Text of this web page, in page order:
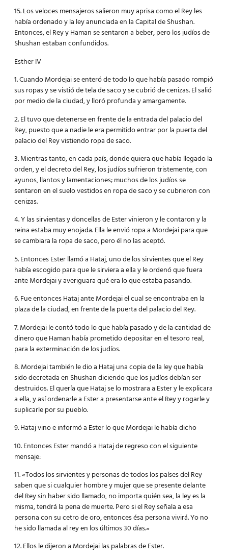
15. Los veloces mensajeros salieron muy aprisa como el Rey les
había ordenado y la ley anunciada en la Capital de Shushan.
Entonces, el Rey y Haman se sentaron a beber, pero los judíos de
Shushan estaban confundidos.
Esther IV
1. Cuando Mordejai se enteró de todo lo que había pasado rompió
sus ropas y se vistió de tela de saco y se cubrió de cenizas. El salió
por medio de la ciudad, y lloró profunda y amargamente.
2. El tuvo que detenerse en frente de la entrada del palacio del
Rey, puesto que a nadie le era permitido entrar por la puerta del
palacio del Rey vistiendo ropa de saco.
3. Mientras tanto, en cada país, donde quiera que había llegado la
orden, y el decreto del Rey, los judíos sufrieron tristemente, con
ayunos, llantos y lamentaciones; muchos de los judíos se
sentaron en el suelo vestidos en ropa de saco y se cubrieron con
cenizas.
4. Y las sirvientas y doncellas de Ester vinieron y le contaron y la
reina estaba muy enojada. Ella le envió ropa a Mordejai para que
se cambiara la ropa de saco, pero él no las aceptó.
5. Entonces Ester llamó a Hataj, uno de los sirvientes que el Rey
había escogido para que le sirviera a ella y le ordenó que fuera
ante Mordejai y averiguara qué era lo que estaba pasando.
6. Fue entonces Hataj ante Mordejai el cual se encontraba en la
plaza de la ciudad, en frente de la puerta del palacio del Rey.
7. Mordejai le contó todo lo que había pasado y de la cantidad de
dinero que Haman había prometido depositar en el tesoro real,
para la exterminación de los judíos.
8. Mordejai también le dio a Hataj una copia de la ley que había
sido decretada en Shushan diciendo que los judíos debían ser
destruidos. El quería que Hataj se lo mostrara a Ester y le explicara
a ella, y así ordenarle a Ester a presentarse ante el Rey y rogarle y
suplicarle por su pueblo.
9. Hataj vino e informó a Ester lo que Mordejai le había dicho
10. Entonces Ester mandó a Hataj de regreso con el siguiente
mensaje:
11. «Todos los sirvientes y personas de todos los países del Rey
saben que si cualquier hombre y mujer que se presente delante
del Rey sin haber sido llamado, no importa quién sea, la ley es la
misma, tendrá la pena de muerte. Pero si el Rey señala a esa
persona con su cetro de oro, entonces ésa persona vivirá. Yo no
he sido llamada al rey en los últimos 30 días.»
12. Ellos le dijeron a Mordejai las palabras de Ester.